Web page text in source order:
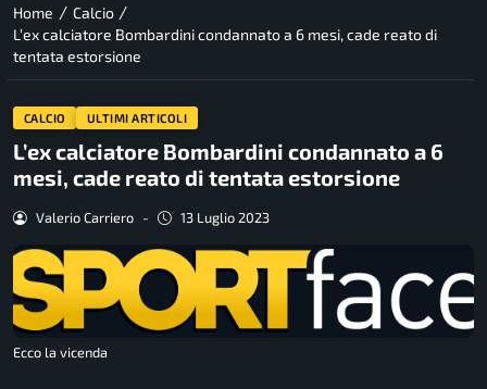
Home / Calcio /
L’ex calciatore Bombardini condannato a 6 mesi, cade reato di
tentata estorsione
CALCIO ULTIMI ARTICOLI
L’ex calciatore Bombardini condannato a 6
mesi, cade reato di tentata estorsione
Valerio Carriero - 13 Luglio 2023
Ecco la vicenda